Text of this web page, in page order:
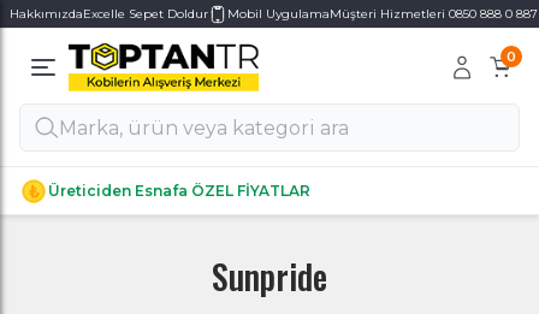
HakkımızdaExcelle Sepet Doldur Mobil UygulamaMüşteri Hizmetleri 0850 888 0 887
0
Üreticiden Esnafa ÖZEL FİYATLAR
Alt Kategoriler
Alt Kategoriler
Sunpride